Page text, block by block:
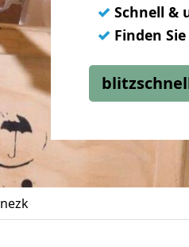
✓ Schnell &
✓ Finden